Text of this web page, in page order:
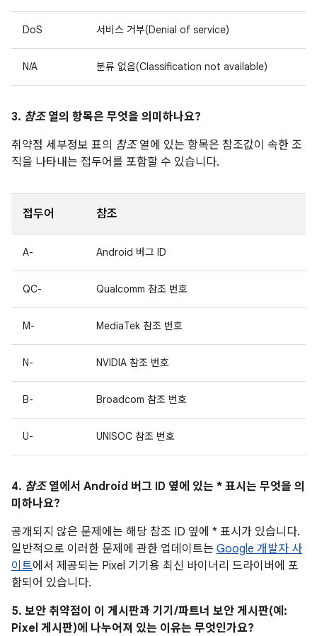
DoS 서비스 거부(Denial of service)
N/A 분류 없음(Classification not available)
3. 참조열의 항목은 무엇을 의미하나요?
취약점 세부정보 표의 참조열에 있는 항목은 참조값이 속한 조
직을 나타내는 접두어를 포함할 수 있습니다.
접두어 참조
A- Android 버그 ID
QC- Qualcomm 참조 번호
M- MediaTek 참조 번호
N- NVIDIA 참조 번호
B- Broadcom 참조 번호
U- UNISOC 참조 번호
4. 참조열에서 Android 버그 ID 옆에 있는 * 표시는 무엇을 의
미하나요?
공개되지 않은 문제에는 해당 참조 ID 옆에 * 표시가 있습니다.
일반적으로 이러한 문제에 관한 업데이트는 Google 개발자 사
이트에서 제공되는 Pixel 기기용 최신 바이너리 드라이버에 포
함되어 있습니다.
5. 보안 취약점이 이 게시판과 기기/파트너 보안 게시판(예:
Pixel 게시판)에 나누어져 있는 이유는 무엇인가요?